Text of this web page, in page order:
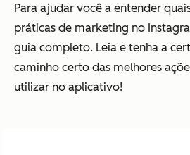
Para ajudar você a entender
práticas de marketing no
guia completo. Leia e tenha a
caminho certo das melhores
utilizar no aplicativo!